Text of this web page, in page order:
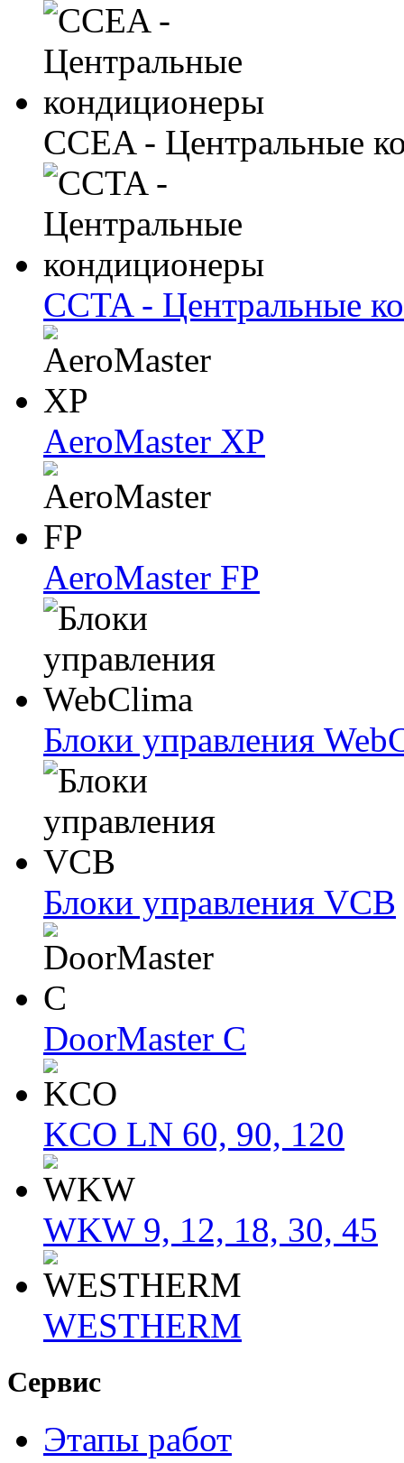
CCEA - Центральные
CCTA - Центральные
AeroMaster XP
AeroMaster FP
Блоки упрaвлeния
Блоки упрaвлeния VCB
DoorMaster C
KCO LN 60, 90, 120
WKW 9, 12, 18, 30, 45
WESTHERM
Сервис
Этапы работ